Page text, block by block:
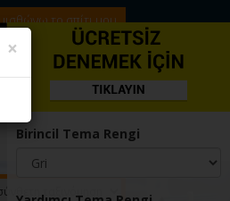
Birincil Tema Rengi
το σπίτι μου
02321234567
2321234567
×